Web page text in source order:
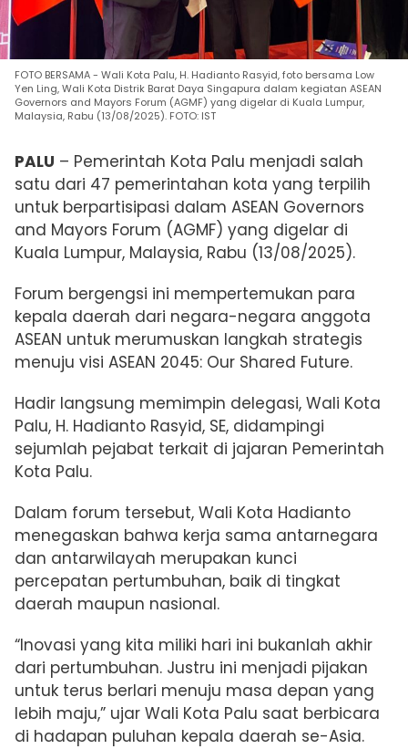
FOTO BERSAMA - Wali Kota Palu, H. Hadianto Rasyid, foto bersama Low
Yen Ling, Wali Kota Distrik Barat Daya Singapura dalam kegiatan ASEAN
Governors and Mayors Forum (AGMF) yang digelar di Kuala Lumpur,
Malaysia, Rabu (13/08/2025). FOTO: IST
PALU – Pemerintah Kota Palu menjadi salah
satu dari 47 pemerintahan kota yang terpilih
untuk berpartisipasi dalam ASEAN Governors
and Mayors Forum (AGMF) yang digelar di
Kuala Lumpur, Malaysia, Rabu (13/08/2025).
Forum bergengsi ini mempertemukan para
kepala daerah dari negara-negara anggota
ASEAN untuk merumuskan langkah strategis
menuju visi ASEAN 2045: Our Shared Future.
Hadir langsung memimpin delegasi, Wali Kota
Palu, H. Hadianto Rasyid, SE, didampingi
sejumlah pejabat terkait di jajaran Pemerintah
Kota Palu.
Dalam forum tersebut, Wali Kota Hadianto
menegaskan bahwa kerja sama antarnegara
dan antarwilayah merupakan kunci
percepatan pertumbuhan, baik di tingkat
daerah maupun nasional.
“Inovasi yang kita miliki hari ini bukanlah akhir
dari pertumbuhan. Justru ini menjadi pijakan
untuk terus berlari menuju masa depan yang
lebih maju,” ujar Wali Kota Palu saat berbicara
di hadapan puluhan kepala daerah se-Asia.